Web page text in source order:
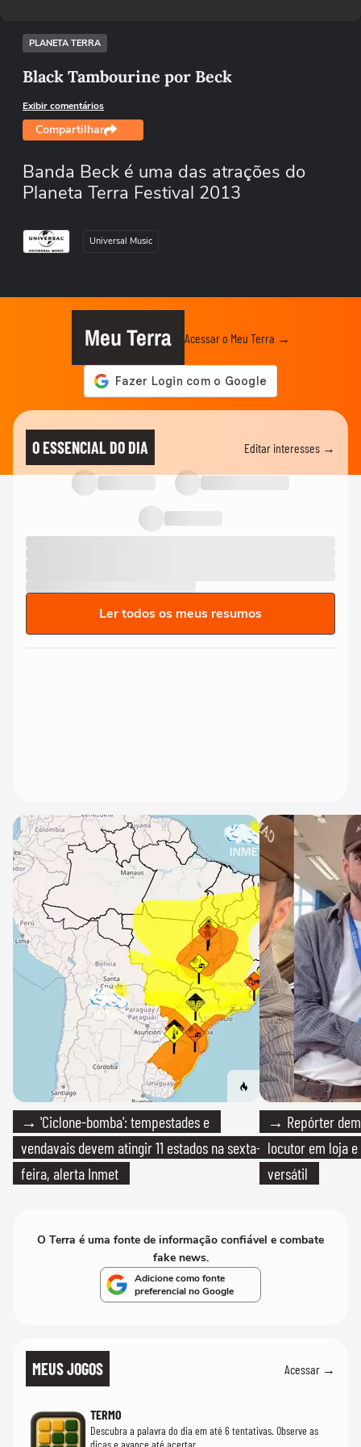
PLANETA TERRA
Black Tambourine por Beck
Exibir comentários
Compartilhar
Banda Beck é uma das atrações do
Planeta Terra Festival 2013
Universal Music
Meu Terra Acessar o Meu Terra →
O ESSENCIAL DO DIA Editar interesses →
Ler todos os meus resumos
→ 'Ciclone-bomba': tempestades e
vendavais devem atingir 11 estados na sexta-
feira, alerta Inmet
→ Repórter
locutor em loja
versátil
O Terra é uma fonte de informação confiável e combate
fake news.
Adicione como fonte
preferencial no Google
MEUS JOGOS Acessar →
TERMO
Descubra a palavra do dia em até 6 tentativas. Observe as
dicas e avance até acertar.